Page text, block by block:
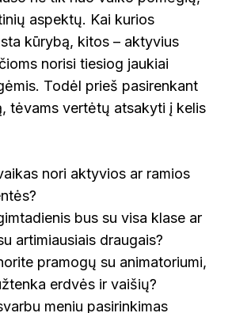
aspektų. Kai kurios
kūrybą, kitos – aktyvius
norisi tiesiog jaukiai
Todėl prieš pasirenkant
tėvams vertėtų atsakyti į kelis
nori aktyvios ar ramios
bus su visa klase ar
artimiausiais draugais?
pramogų su animatoriumi,
erdvės ir vaišių?
meniu pasirinkimas